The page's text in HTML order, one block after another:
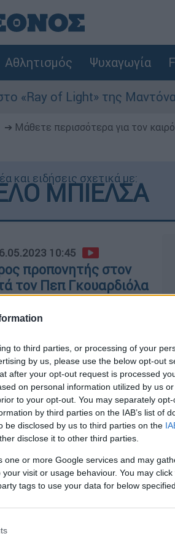
to third parties, or processing of your
by us, please use the below opt-out
after your opt-out request is processed
on personal information utilized by us
to your opt-out. You may separately
by third parties on the IAB’s list of
be disclosed by us to third parties on the
disclose it to other third parties.
one or more Google services and may
visit or usage behaviour. You may
tags to use your data for below
Αθλητισμός Ψυχαγωγία
of Light» της Μαντόνα
➔ Μάθετε περισσότερα για τον
και ειδήσεις σχετικά με:
ΜΠΙΕΛΣΑ
10:45
προπονητής στον
τον Πεπ Γκουαρδιόλα
της Εθνικής
- Ανακοινώθηκε ο
στην Εθνική
15:53
από τη Λιντς
από την τεχνική
ο Μαρτσέλο